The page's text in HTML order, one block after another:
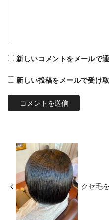
新しいコメントをメールで
新しい投稿をメールで受け
クセ毛